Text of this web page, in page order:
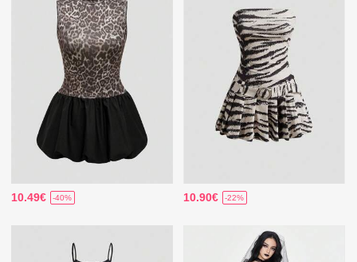
10.49€ -40% 10.90€ -22%